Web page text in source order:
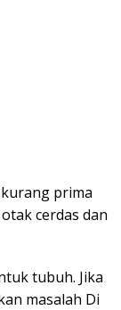
prima
cerdas dan
tubuh. Jika
masalah Di